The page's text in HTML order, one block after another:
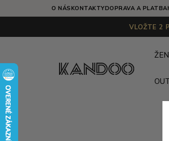
O NÁSKONTAKTYDOPRAVA A PLATBA
VLOŽTE 2